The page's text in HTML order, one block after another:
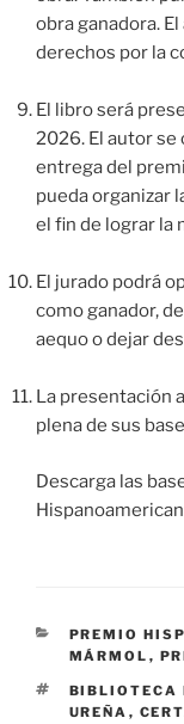
obra ganadora.
derechos por la
El libro será
2026. El autor
entrega del
pueda organizar
el fin de lograr la
El jurado podrá
como ganador,
aequo o dejar
La presentación
plena de sus
Descarga las
CATEGORÍAS
PREMIO
MÁRMOL ,
ETIQUETAS
BIBLIOTECA
UREÑA ,